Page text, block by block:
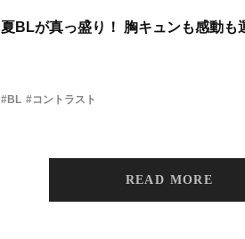
夏BLが真っ盛り！ 胸キュンも感動も
#BL #コントラスト
READ MORE